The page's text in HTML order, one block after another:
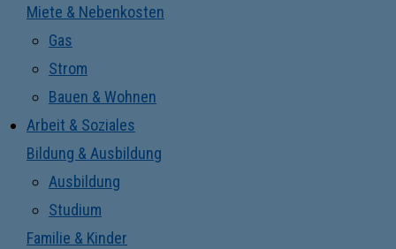
Miete & Nebenkosten
Gas
Strom
Bauen & Wohnen
Arbeit & Soziales
Bildung & Ausbildung
Ausbildung
Studium
Familie & Kinder